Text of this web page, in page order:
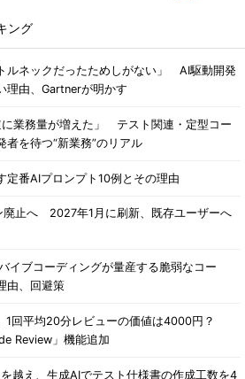
ング
ルネックだったためしがない」 AI駆動開発
理由、Gartnerが明かす
業務量が増えた」 テスト関連・定型コー
者を待つ“新業務”のリアル
定番AIプロンプト10例とその理由
廃止へ 2027年1月に刷新、既存ユーザーへ
イブコーディングが量産する脆弱なコー
由、回避策
1回平均20分レビューの価値は4000円？
Review」機能追加
を越え、生成AIでテスト仕様書の作成工数を4